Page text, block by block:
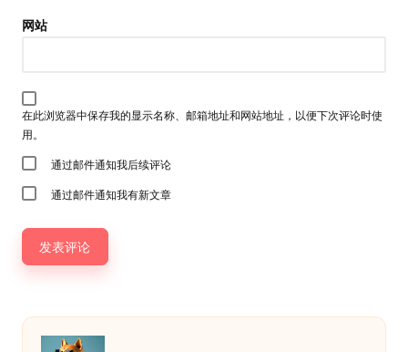
网站
在此浏览器中保存我的显示名称、邮箱地址和网站地址，以便下次评论时使
用。
通过邮件通知我后续评论
通过邮件通知我有新文章